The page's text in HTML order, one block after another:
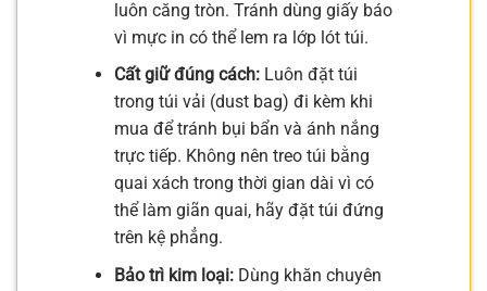
luôn căng tròn. Tránh dùng giấy báo
vì mực in có thể lem ra lớp lót túi.
Cất giữ đúng cách:Luôn đặt túi
trong túi vải (dust bag) đi kèm khi
mua để tránh bụi bẩn và ánh nắng
trực tiếp. Không nên treo túi bằng
quai xách trong thời gian dài vì có
thể làm giãn quai, hãy đặt túi đứng
trên kệ phẳng.
Bảo trì kim loại:Dùng khăn chuyên